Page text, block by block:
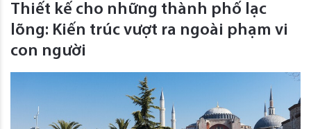
Thiết kế cho những thành phố lạc
lõng: Kiến trúc vượt ra ngoài phạm vi
con người